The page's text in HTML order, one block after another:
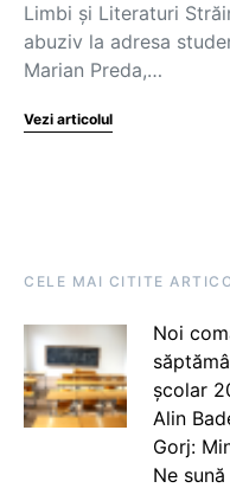
Limbi și Literaturi
abuziv la adresa
Marian Preda,…
Vezi articolul
CELE MAI CITITE
Noi
școlar
Alin
Gorj:
Ne